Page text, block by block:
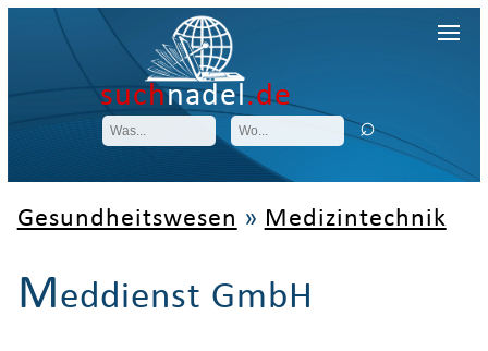
suchnadel.de
Gesundheitswesen » Medizintechnik
Meddienst GmbH